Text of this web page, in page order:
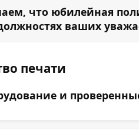
что юбилейная
ваших
печати
и